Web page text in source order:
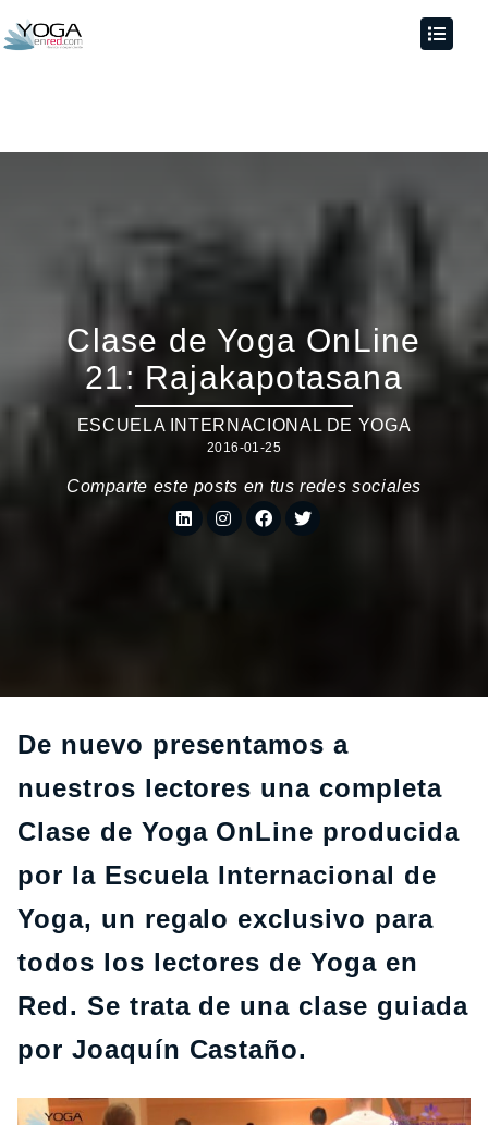
Clase de Yoga OnLine
21: Rajakapotasana
ESCUELA INTERNACIONAL DE YOGA
2016-01-25
Comparte este posts en tus redes sociales
De nuevo presentamos a
nuestros lectores una completa
Clase de Yoga OnLine producida
por la Escuela Internacional de
Yoga, un regalo exclusivo para
todos los lectores de Yoga en
Red. Se trata de una clase guiada
por Joaquín Castaño.